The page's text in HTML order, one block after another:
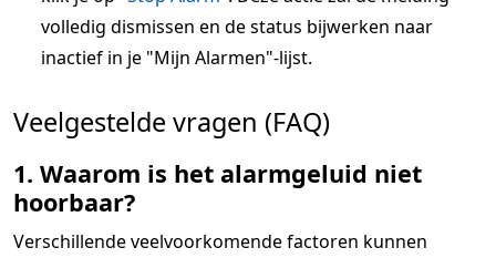
volledig dismissen en de status bijwerken naar
inactief in je "Mijn Alarmen"-lijst.
Veelgestelde vragen (FAQ)
1. Waarom is het alarmgeluid niet
hoorbaar?
Verschillende veelvoorkomende factoren kunnen